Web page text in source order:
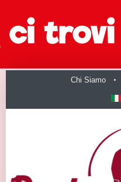
Chi Siamo